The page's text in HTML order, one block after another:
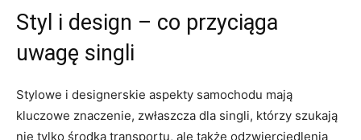
Styl i design – co przyciąga
uwagę singli
Stylowe i designerskie aspekty samochodu ‌mają
kluczowe znaczenie,​ zwłaszcza dla singli, ⁣którzy szukają
nie tylko środka transportu, ale ‌także odzwierciedlenia